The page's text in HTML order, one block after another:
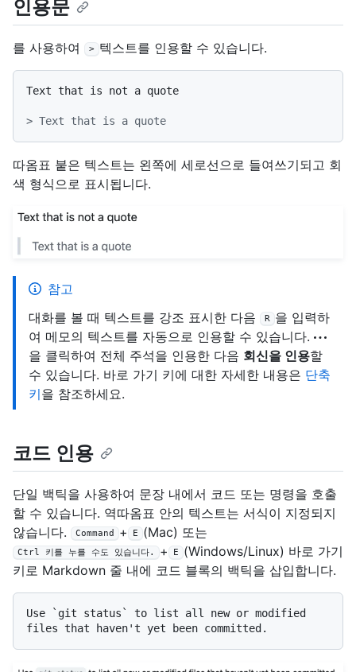
인용문
를 사용하여 > 텍스트를 인용할 수 있습니다.
Text that is not a quote
> Text that is a quote
따옴표 붙은 텍스트는 왼쪽에 세로선으로 들여쓰기되고 회
색 형식으로 표시됩니다.
참고
대화를 볼 때 텍스트를 강조 표시한 다음
R
을 입력하
여 메모의 텍스트를 자동으로 인용할 수 있습니다.
을 클릭하여 전체 주석을 인용한 다음 회신을 인용할
수 있습니다. 바로 가기 키에 대한 자세한 내용은 단축
키을 참조하세요.
코드 인용
단일 백틱을 사용하여 문장 내에서 코드 또는 명령을 호출
할 수 있습니다. 역따옴표 안의 텍스트는 서식이 지정되지
않습니다.
Command + E (Mac) 또는
Ctrl 키를 누를 수도 있습니다. + E
(Windows/Linux) 바로 가기
키로 Markdown 줄 내에 코드 블록의 백틱을 삽입합니다.
Use `git status`
to list all new or modified